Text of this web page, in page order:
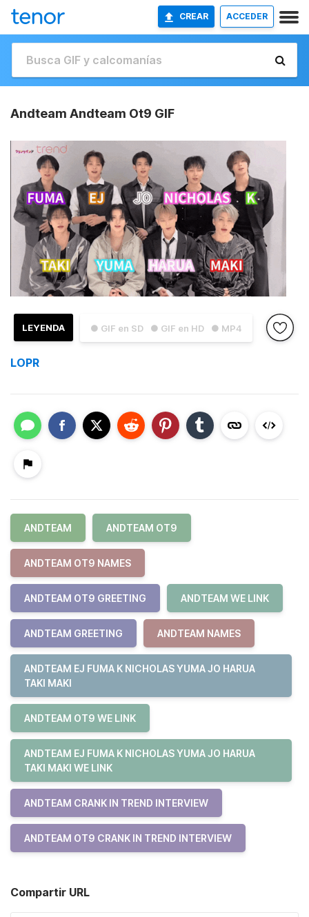
CREAR ACCEDER
Andteam Andteam Ot9 GIF
● GIF en SD ● GIF en HD ● MP4
LEYENDA
LOPR
ANDTEAM ANDTEAM OT9
ANDTEAM OT9 NAMES
ANDTEAM OT9 GREETING ANDTEAM WE LINK
ANDTEAM GREETING ANDTEAM NAMES
ANDTEAM EJ FUMA K NICHOLAS YUMA JO HARUA
TAKI MAKI
ANDTEAM OT9 WE LINK
ANDTEAM EJ FUMA K NICHOLAS YUMA JO HARUA
TAKI MAKI WE LINK
ANDTEAM CRANK IN TREND INTERVIEW
ANDTEAM OT9 CRANK IN TREND INTERVIEW
Compartir URL